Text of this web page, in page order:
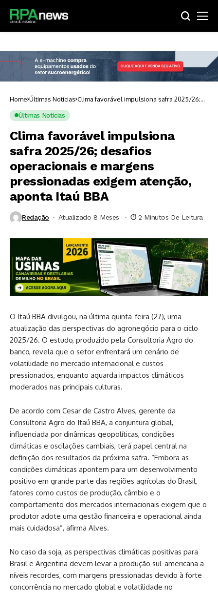
Home Últimas Notícias Clima favorável impulsiona safra 2025/26;
desafios operacionais e margens
Últimas Notícias
Clima favorável impulsiona
safra 2025/26; desafios
operacionais e margens
pressionadas exigem atenção,
aponta Itaú BBA
Redação Atualizado 8 Meses ⁮ 2 Minutos De Leitura
O Itaú BBA divulgou, na última quinta-feira (27), uma
atualização das perspectivas do agronegócio para o ciclo
2025/26. O estudo, produzido pela Consultoria Agro do
banco, revela que o setor enfrentará um cenário de
volatilidade no mercado internacional e custos
pressionados, enquanto aguarda impactos climáticos
moderados nas principais culturas.
De acordo com Cesar de Castro Alves, gerente da
Consultoria Agro do Itaú BBA, a conjuntura global,
influenciada por dinâmicas geopolíticas, condições
climáticas e oscilações cambiais, terá papel central na
definição dos resultados da próxima safra. “Embora as
condições climáticas apontem para um desenvolvimento
positivo em grande parte das regiões agrícolas do Brasil,
fatores como custos de produção, câmbio e o
comportamento dos mercados internacionais exigem que o
produtor adote uma gestão financeira e operacional ainda
mais cuidadosa”, afirma Alves.
No caso da soja, as perspectivas climáticas positivas para
Brasil e Argentina devem levar a produção sul-americana a
níveis recordes, com margens pressionadas devido à forte
concorrência no mercado global e volatilidade no